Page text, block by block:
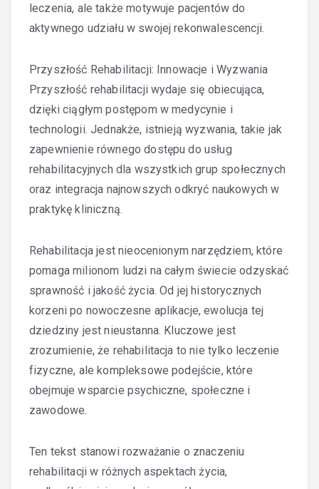
leczenia, ale także motywuje pacjentów do
aktywnego udziału w swojej rekonwalescencji.
Przyszłość Rehabilitacji: Innowacje i Wyzwania
Przyszłość rehabilitacji wydaje się obiecująca,
dzięki ciągłym postępom w medycynie i
technologii. Jednakże, istnieją wyzwania, takie jak
zapewnienie równego dostępu do usług
rehabilitacyjnych dla wszystkich grup społecznych
oraz integracja najnowszych odkryć naukowych w
praktykę kliniczną.
Rehabilitacja jest nieocenionym narzędziem, które
pomaga milionom ludzi na całym świecie odzyskać
sprawność i jakość życia. Od jej historycznych
korzeni po nowoczesne aplikacje, ewolucja tej
dziedziny jest nieustanna. Kluczowe jest
zrozumienie, że rehabilitacja to nie tylko leczenie
fizyczne, ale kompleksowe podejście, które
obejmuje wsparcie psychiczne, społeczne i
zawodowe.
Ten tekst stanowi rozważanie o znaczeniu
rehabilitacji w różnych aspektach życia,